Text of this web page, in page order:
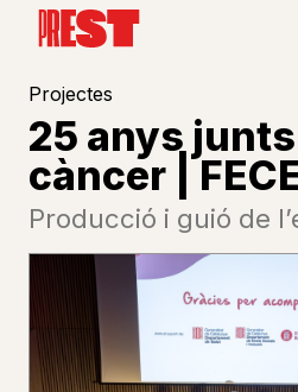
Projectes
25 anys
càncer |
Producció i guió de